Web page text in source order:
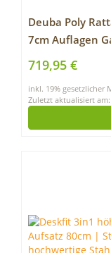
Deuba Poly
7cm Auflagen
Gartenmöbel
719,95 €
inkl. 19% gesetzlicher
Zuletzt aktualisiert am: